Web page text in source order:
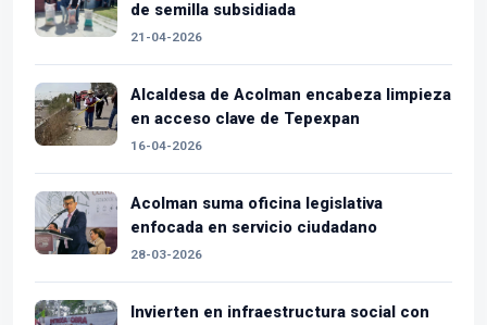
de semilla subsidiada
21-04-2026
Alcaldesa de Acolman encabeza limpieza
en acceso clave de Tepexpan
16-04-2026
Acolman suma oficina legislativa
enfocada en servicio ciudadano
28-03-2026
Invierten en infraestructura social con